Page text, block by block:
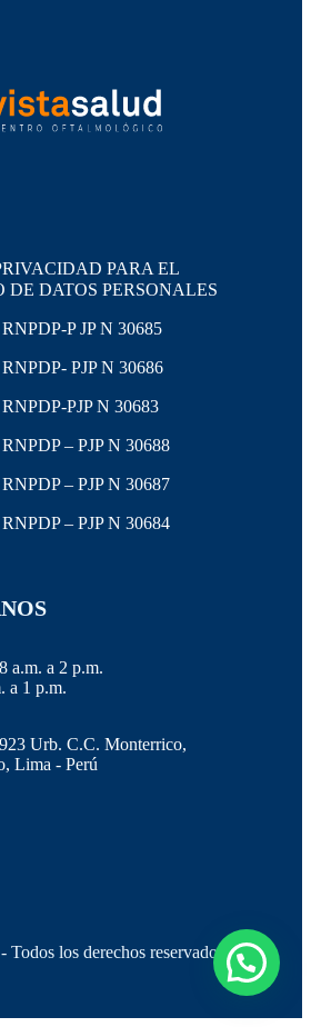
PARA EL
DE DATOS PERSONALES
P JP N 30685
PJP N 30686
PJP N 30683
– PJP N 30688
– PJP N 30687
– PJP N 30684
a.m. a 2 p.m.
a 1 p.m.
Urb. C.C. Monterrico,
Lima - Perú
los derechos reservados